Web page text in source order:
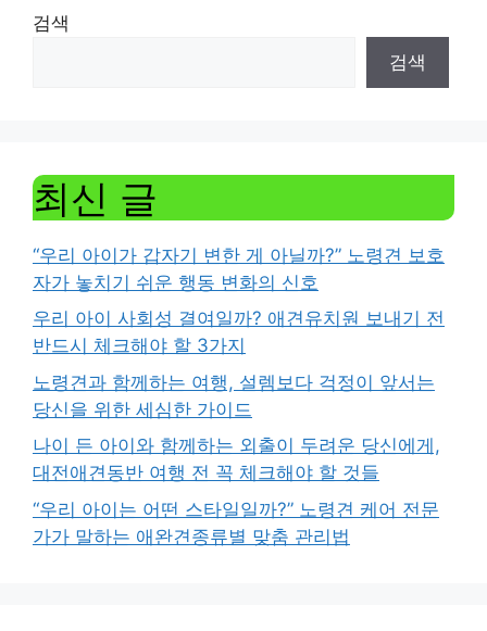
검색
검색
최신 글
“우리 아이가 갑자기 변한 게 아닐까?” 노령견 보호
자가 놓치기 쉬운 행동 변화의 신호
우리 아이 사회성 결여일까? 애견유치원 보내기 전
반드시 체크해야 할 3가지
노령견과 함께하는 여행, 설렘보다 걱정이 앞서는
당신을 위한 세심한 가이드
나이 든 아이와 함께하는 외출이 두려운 당신에게,
대전애견동반 여행 전 꼭 체크해야 할 것들
“우리 아이는 어떤 스타일일까?” 노령견 케어 전문
가가 말하는 애완견종류별 맞춤 관리법